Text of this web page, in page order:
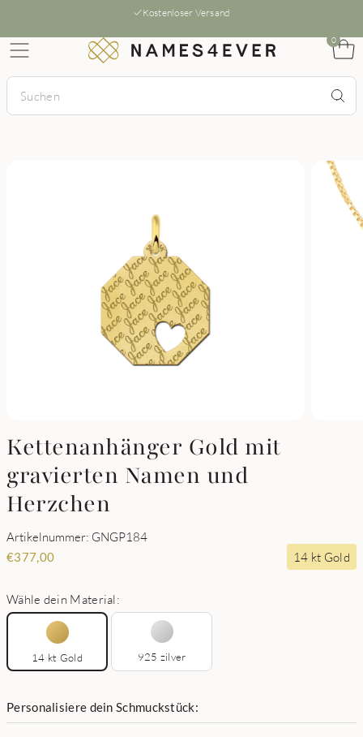
Kostenloser Versand
0
Kettenanhänger Gold mit
gravierten Namen und
Herzchen
Artikelnummer: GNGP184
€377,00 14 kt Gold
Wähle dein Material:
14 kt Gold 925 zilver
Personalisiere dein Schmuckstück: